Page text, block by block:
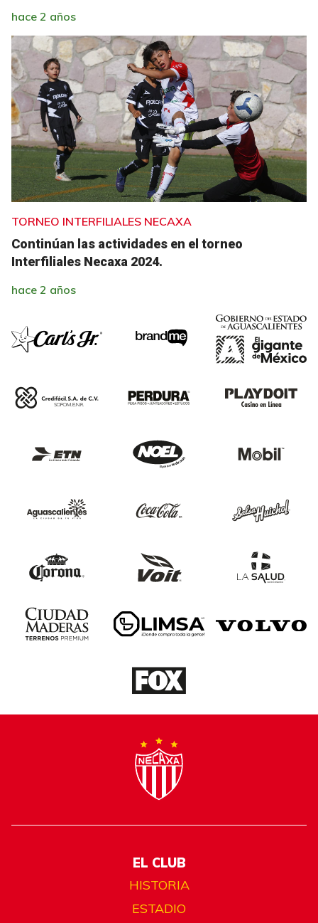
hace 2 años
TORNEO INTERFILIALES NECAXA
Continúan las actividades en el torneo
Interfiliales Necaxa 2024.
hace 2 años
EL CLUB
HISTORIA
ESTADIO